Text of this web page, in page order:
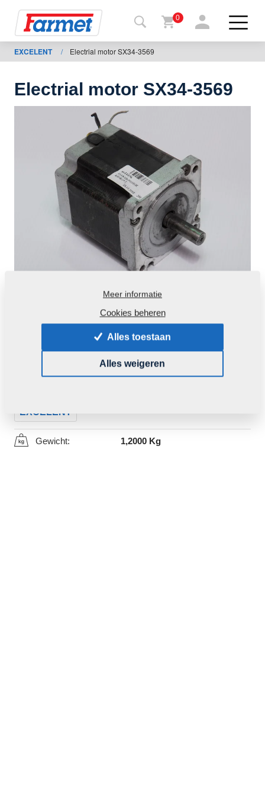
Terug
naar de
Farmetshop
Machinetoestand
Om te
downloaden
0
EXCELENT / Electrial motor SX34-3569
Electrial motor SX34-3569
Productcode: m11036
Dit deel kan ook voor volgende machines gebruikt
EXCELENT
Gewicht: 1,2000 Kg
Meer informatie
Cookies beheren
Alles toestaan
Alles weigeren